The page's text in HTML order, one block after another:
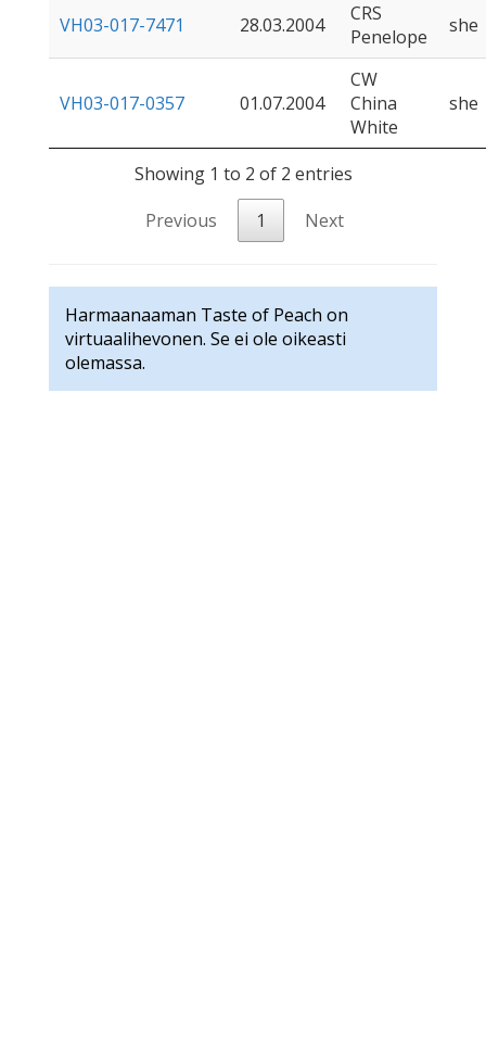
VH03-017-7471 28.03.2004
CRS
Penelope
she
VH03-017-0357 01.07.2004
CW
China
White
she
Showing 1 to 2 of 2 entries
Previous
1 Next
Harmaanaaman Taste of Peach on
virtuaalihevonen. Se ei ole oikeasti
olemassa.